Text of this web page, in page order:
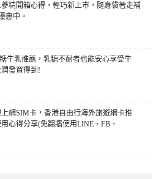
精開箱心得，輕巧新上市，隨身袋著走補
惠中。
牛乳推薦，乳糖不耐者也能安心享受牛
發買得到!
網SIM卡，香港自由行海外旅遊網卡推
心得分享(免翻牆使用LINE、FB、